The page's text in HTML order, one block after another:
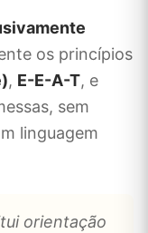
os princípios
, E-E-A-T, e
sem
linguagem
orientação